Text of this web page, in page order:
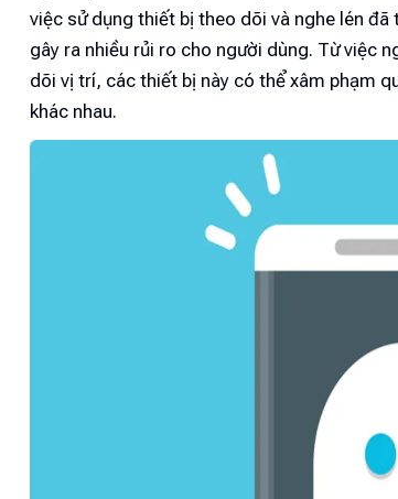
việc sử dụng thiết bị theo dõi và nghe lén đã
gây ra nhiều rủi ro cho người dùng. Từ việc
dõi vị trí, các thiết bị này có thể xâm phạm
khác nhau.